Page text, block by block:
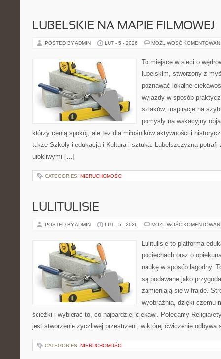
LUBELSKIE NA MAPIE FILMOWEJ
POSTED BY ADMIN LUT - 5 - 2026 MOŻLIWOŚĆ
To miejsce w sieci o
lubelskim, stworzony z
poznawać lokalne
wyjazdy w sposób
szlaków, inspiracje na
pomysły na wakacyjny
którzy cenią spokój, ale też dla miłośników aktywności i
także Szkoły i edukacja i Kultura i sztuka. Lubelszczyzna potrafi
urokliwymi […]
CATEGORIES: NIERUCHOMOŚCI
LULITULISIE
POSTED BY ADMIN LUT - 5 - 2026 MOŻLIWOŚĆ
Lulitulisie to platforma
pociechach oraz o
naukę w sposób łagodny.
są podawane jako
zamieniają się w frajdę.
wyobraźnią, dzięki czemu
ścieżki i wybierać to, co najbardziej ciekawi. Polecamy Religia/
jest stworzenie życzliwej przestrzeni, w której ćwiczenie
CATEGORIES: NIERUCHOMOŚCI